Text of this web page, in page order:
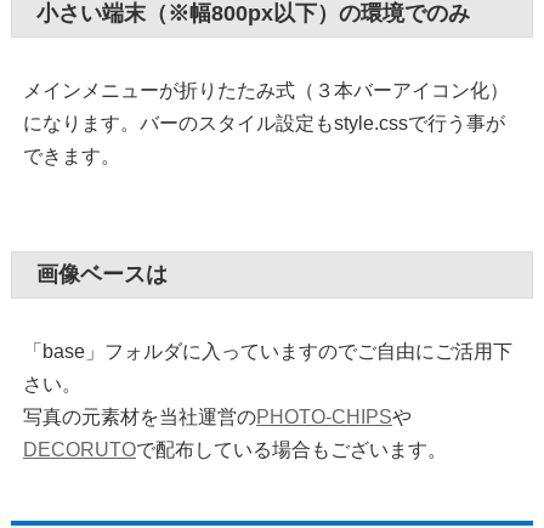
小さい端末（※幅800px以下）の環境でのみ
メインメニューが折りたたみ式（３本バーアイコン化）
になります。バーのスタイル設定もstyle.cssで行う事が
できます。
画像ベースは
「base」フォルダに入っていますのでご自由にご活用下
さい。
写真の元素材を当社運営のPHOTO-CHIPSや
DECORUTOで配布している場合もございます。